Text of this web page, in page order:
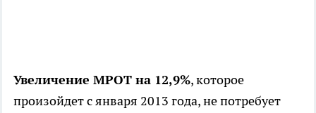
Увеличение МРОТ на 12,9%, которое
произойдет с января 2013 года, не потребует